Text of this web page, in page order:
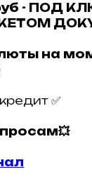
- ПОД
на
✅